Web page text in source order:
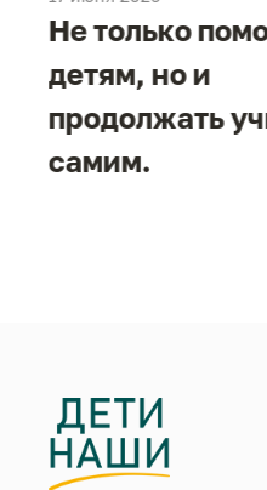
Не только
детям, но и
продолжать
самим.